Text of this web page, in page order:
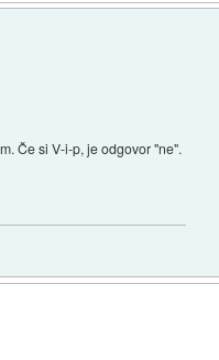
Če si V-i-p, je odgovor "ne".